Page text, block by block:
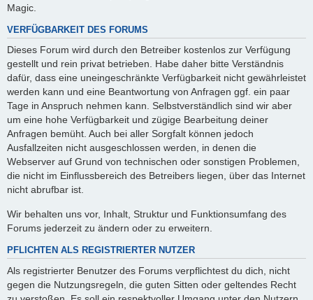
Magic.
VERFÜGBARKEIT DES FORUMS
Dieses Forum wird durch den Betreiber kostenlos zur Verfügung
gestellt und rein privat betrieben. Habe daher bitte Verständnis
dafür, dass eine uneingeschränkte Verfügbarkeit nicht gewährleistet
werden kann und eine Beantwortung von Anfragen ggf. ein paar
Tage in Anspruch nehmen kann. Selbstverständlich sind wir aber
um eine hohe Verfügbarkeit und zügige Bearbeitung deiner
Anfragen bemüht. Auch bei aller Sorgfalt können jedoch
Ausfallzeiten nicht ausgeschlossen werden, in denen die
Webserver auf Grund von technischen oder sonstigen Problemen,
die nicht im Einflussbereich des Betreibers liegen, über das Internet
nicht abrufbar ist.
Wir behalten uns vor, Inhalt, Struktur und Funktionsumfang des
Forums jederzeit zu ändern oder zu erweitern.
PFLICHTEN ALS REGISTRIERTER NUTZER
Als registrierter Benutzer des Forums verpflichtest du dich, nicht
gegen die Nutzungsregeln, die guten Sitten oder geltendes Recht